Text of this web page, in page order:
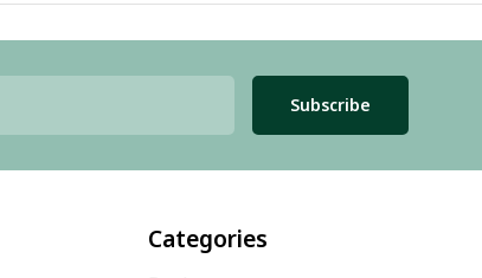
Subscribe
Categories